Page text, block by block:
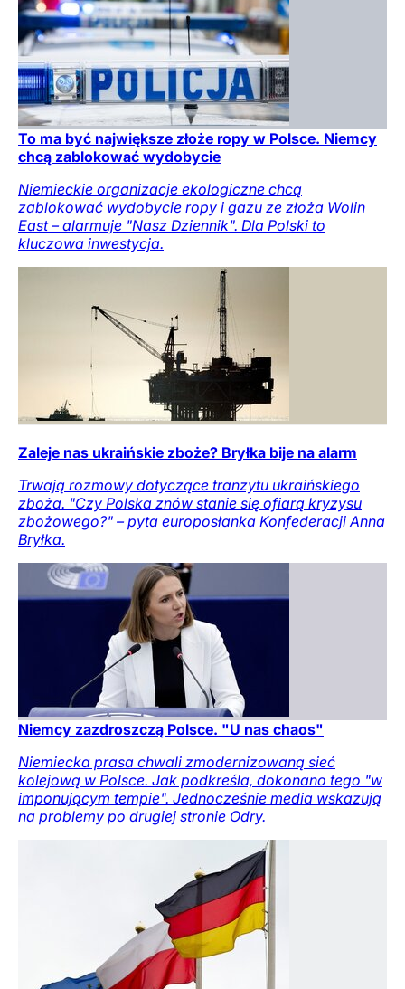
To ma być największe złoże ropy w Polsce. Niemcy
chcą zablokować wydobycie
Niemieckie organizacje ekologiczne chcą
zablokować wydobycie ropy i gazu ze złoża Wolin
East – alarmuje "Nasz Dziennik". Dla Polski to
kluczowa inwestycja.
Zaleje nas ukraińskie zboże? Bryłka bije na alarm
Trwają rozmowy dotyczące tranzytu ukraińskiego
zboża. "Czy Polska znów stanie się ofiarą kryzysu
zbożowego?" – pyta europosłanka Konfederacji Anna
Bryłka.
Niemcy zazdroszczą Polsce. "U nas chaos"
Niemiecka prasa chwali zmodernizowaną sieć
kolejową w Polsce. Jak podkreśla, dokonano tego "w
imponującym tempie". Jednocześnie media wskazują
na problemy po drugiej stronie Odry.